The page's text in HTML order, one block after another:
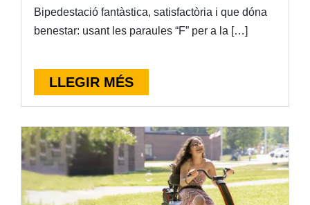
Bipedestació fantàstica, satisfactòria i que dóna
benestar: usant les paraules “F” per a la […]
LLEGIR MÉS